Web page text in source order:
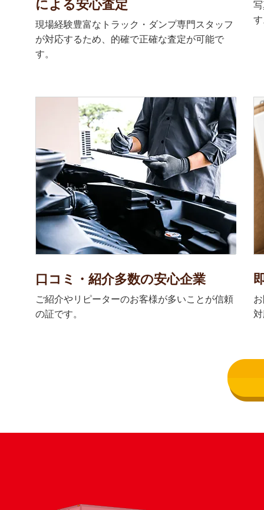
による安心査定
現場経験豊富なトラック・ダンプ専門スタッフ
が対応するため、的確で正確な査定が可能で
す。
口コミ・紹介多数の安心企業
ご紹介やリピーターのお客様が多いことが信頼
の証です。